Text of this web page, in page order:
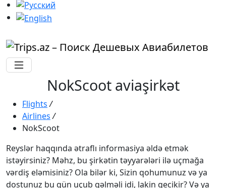
NokScoot aviaşirkət
Flights /
Airlines /
NokScoot
Reyslər haqqında ətraflı informasiya əldə etmək
istəyirsiniz? Məhz, bu şirkətin təyyarələri ilə uçmağa
vərdiş eləmisiniz? Ola bilər ki, Sizin qohumunuz və ya
dostunuz bu gün uçub gəlməli idi, lakin gecikir? Və ya